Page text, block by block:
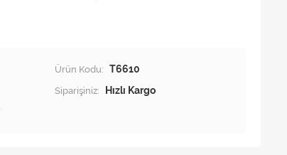
Ürün Kodu: T6610
Siparişiniz:
Hızlı Kargo